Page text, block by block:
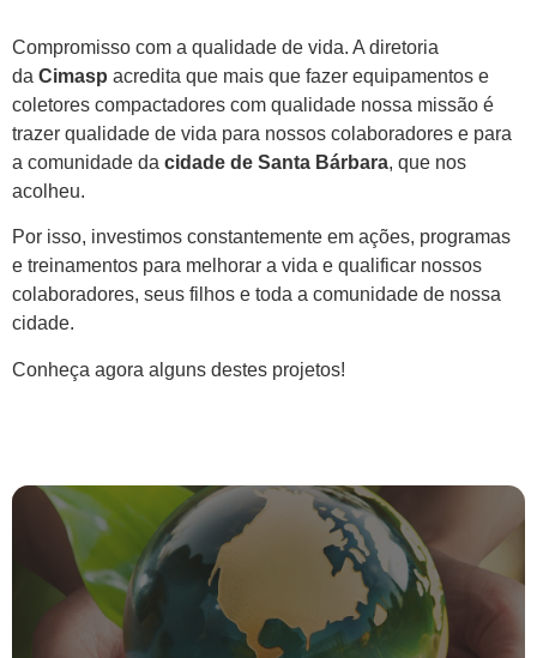
Compromisso com a qualidade de vida. A diretoria
da Cimasp acredita que mais que fazer equipamentos e
coletores compactadores com qualidade nossa missão é
trazer qualidade de vida para nossos colaboradores e para
a comunidade da cidade de Santa Bárbara, que nos
acolheu.
Por isso, investimos constantemente em ações, programas
e treinamentos para melhorar a vida e qualificar nossos
colaboradores, seus filhos e toda a comunidade de nossa
cidade.
Conheça agora alguns destes projetos!